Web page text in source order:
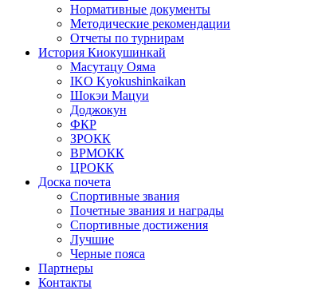
Нормативные документы
Методические рекомендации
Отчеты по турнирам
История Киокушинкай
Масутацу Ояма
IKO Kyokushinkaikan
Шокэи Мацуи
Доджокун
ФКР
ЗРОКК
ВРМОКК
ЦРОКК
Доска почета
Спортивные звания
Почетные звания и награды
Спортивные достижения
Лучшие
Черные пояса
Партнеры
Контакты